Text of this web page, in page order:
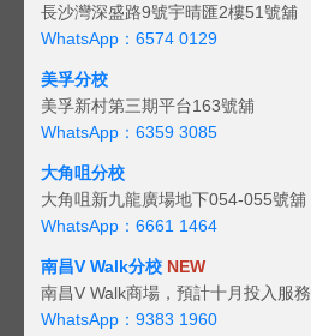
長沙灣深盛路9號宇晴匯2樓51號舖
WhatsApp：6574 0129
美孚分校
美孚新村第三期平台163號舖
WhatsApp：6359 3085
大角咀分校
大角咀新九龍廣場地下054-055號舖
WhatsApp：6661 1464
南昌V Walk分校 NEW
南昌V Walk商場，預計十月投入服務
WhatsApp：9383 1960